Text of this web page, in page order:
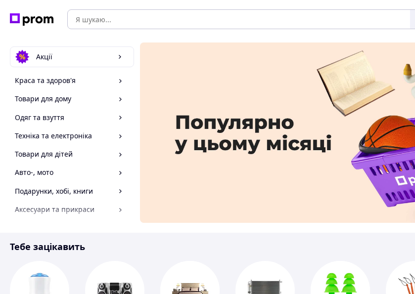
Акції
Краса та здоров'я
Товари для дому
Одяг та взуття
Техніка та електроніка
Товари для дітей
Авто-, мото
Подарунки, хобі, книги
Аксесуари та прикраси
Спорт і відпочинок
Тебе зацікавить